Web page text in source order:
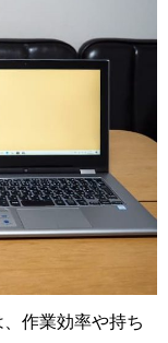
作業効率や持ち